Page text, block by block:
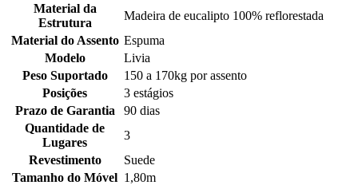
Material da
Estrutura
Madeira de eucalipto 100% reflorestada
Material do Assento Espuma
Modelo
Livia
Peso Suportado
150 a 170kg por assento
Posições
3 estágios
Prazo de Garantia
90 dias
Quantidade de
Lugares
3
Revestimento
Suede
Tamanho do Móvel 1,80m